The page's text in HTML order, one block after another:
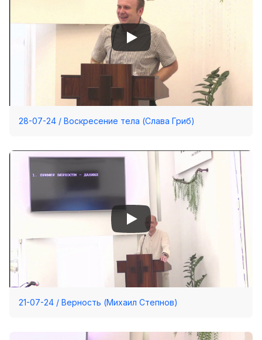
28-07-24 / Воскресение тела (Слава Гриб)
21-07-24 / Верность (Михаил Степнов)